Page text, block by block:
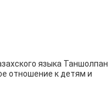
языка Таншолпан
отношение к детям и